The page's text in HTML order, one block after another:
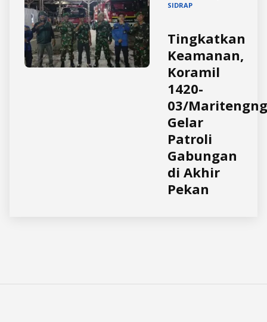
SIDRAP
Tingkatkan
Keamanan,
Koramil
1420-
03/
Gelar
Patroli
Gabungan
di Akhir
Pekan